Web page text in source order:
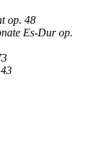
op. 48
Es-Dur op.